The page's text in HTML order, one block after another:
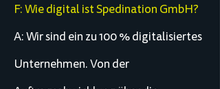
F: Wie digital ist Spedination GmbH?
A: Wir sind ein zu 100 % digitalisiertes
Unternehmen. Von der